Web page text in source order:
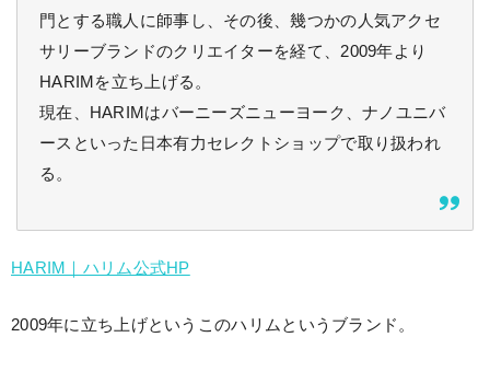
門とする職人に師事し、その後、幾つかの人気アクセ
サリーブランドのクリエイターを経て、2009年より
HARIMを立ち上げる。
現在、HARIMはバーニーズニューヨーク、ナノユニバ
ースといった日本有力セレクトショップで取り扱われ
る。
HARIM｜ハリム公式HP
2009年に立ち上げというこのハリムというブランド。